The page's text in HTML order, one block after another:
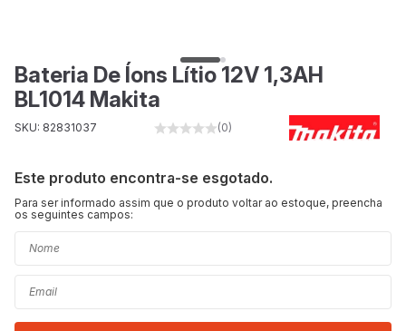
Bateria De Íons Lítio 12V 1,3AH
BL1014 Makita
SKU: 82831037 (0)
Este produto encontra-se esgotado.
Para ser informado assim que o produto voltar ao estoque, preencha
os seguintes campos: